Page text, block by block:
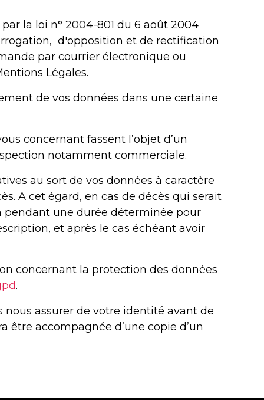
la loi n° 2004-801 du 6 août 2004
d'opposition et de rectification
par courrier électronique ou
Légales.
de vos données dans une certaine
concernant fassent l’objet d’un
notamment commerciale.
au sort de vos données à caractère
A cet égard, en cas de décès qui serait
pendant une durée déterminée pour
et après le cas échéant avoir
concernant la protection des données
.
assurer de votre identité avant de
être accompagnée d’une copie d’un